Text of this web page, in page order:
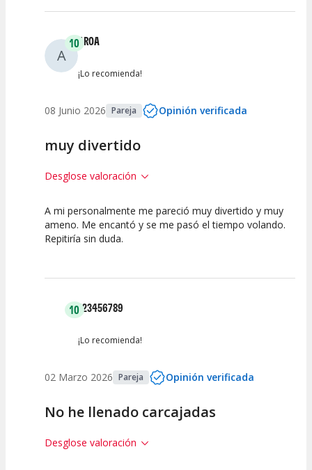
A
10AROA
¡Lo recomienda!
08 Junio 2026 Pareja Opinión verificada
muy divertido
Desglose valoración
10
Calidad del
10
Puesta en
10
A mi personalmente me pareció muy divertido y muy
ameno. Me encantó y se me pasó el tiempo volando.
Repitiría sin duda.
10123456789
¡Lo recomienda!
02 Marzo 2026 Pareja Opinión verificada
No he llenado carcajadas
Desglose valoración